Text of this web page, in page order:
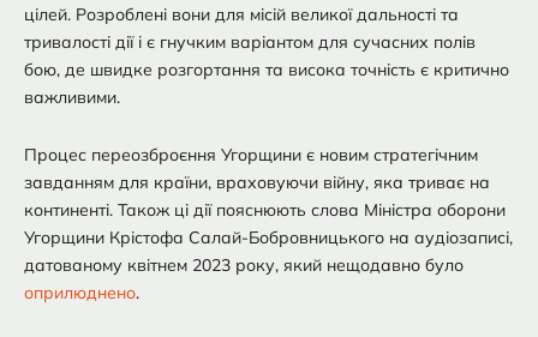
цілей. Розроблені вони для місій великої дальності та
тривалості дії і є гнучким варіантом для сучасних полів
бою, де швидке розгортання та висока точність є критично
важливими.
Процес переозброєння Угорщини є новим стратегічним
завданням для країни, враховуючи війну, яка триває на
континенті. Також ці дії пояснюють слова Міністра оборони
Угорщини Крістофа Салай-Бобровницького на аудіозаписі,
датованому квітнем 2023 року, який нещодавно було
оприлюднено.